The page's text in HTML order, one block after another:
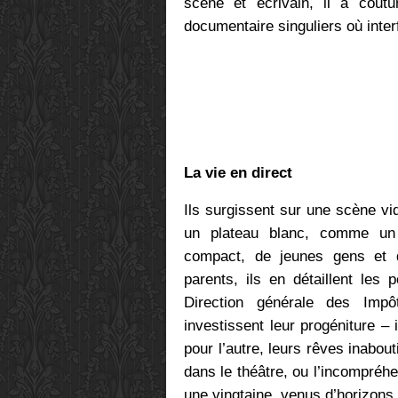
documentaire singuliers où
La vie en direct
Ils surgissent sur une scène
un plateau blanc, comme
compact, de jeunes gens et
parents, ils en détaillent les
Direction générale des
investissent leur progéniture
pour l’autre, leurs rêves
dans le théâtre, ou